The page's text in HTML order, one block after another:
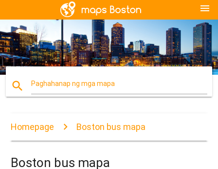
menu
search Paghahanap ng mga mapa
Homepage Boston bus mapa
Boston bus mapa